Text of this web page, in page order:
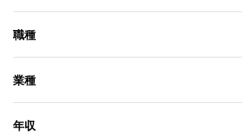
職種
業種
年収